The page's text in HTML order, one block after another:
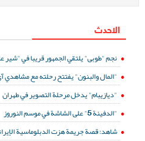
الاحدث
نجم "طوبى" يلتقي الجمهور قريبا في "شير
"المال والبنون" يفتتح رحلته مع مشاهدي
"ديازيبام" يدخل مرحلة التصوير في طهران
"الدفينة 5" على الشاشة في موسم النوروز
شاهد: قصة جريمة هزت الدبلوماسية